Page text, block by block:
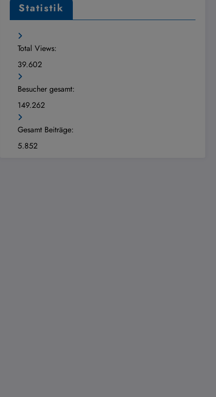
Statistik
Total Views:
39.602
Besucher gesamt:
149.262
Gesamt Beiträge:
5.852